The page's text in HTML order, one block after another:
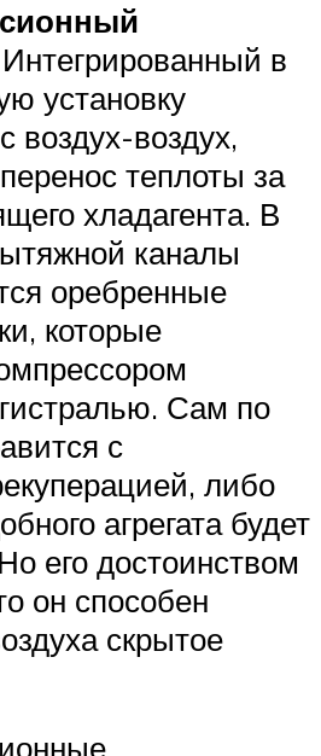
Интегрированный в
установку
воздух-воздух,
теплоты за
хладагента. В
каналы
оребренные
которые
Сам по
с
либо
агрегата будет
его достоинством
он способен
скрытое